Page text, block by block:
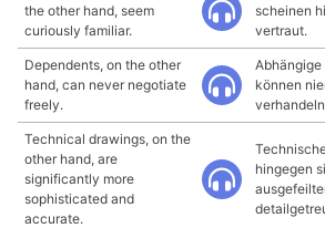
the other hand, seem
curiously familiar.
scheinen
vertraut.
Dependents, on the other
hand, can never negotiate
freely.
Abhängige
können
Technical drawings, on the
other hand, are
significantly more
sophisticated and
accurate.
hingegen